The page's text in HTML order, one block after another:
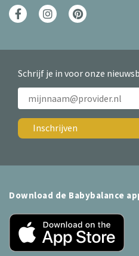
Schrijf je in voor onze
Inschrijven
Download de Babybalance